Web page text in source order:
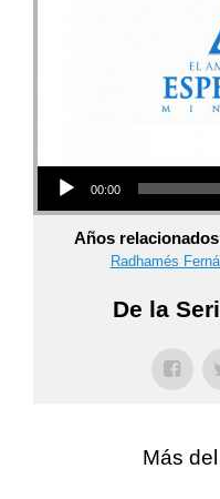
Audio Player
00:00
Años
Radhamés
De la
Más